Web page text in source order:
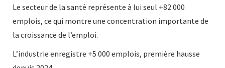
Le secteur de la santé représente à lui seul +82 000
emplois, ce qui montre une concentration importante de
la croissance de l’emploi.
L’industrie enregistre +5 000 emplois, première hausse